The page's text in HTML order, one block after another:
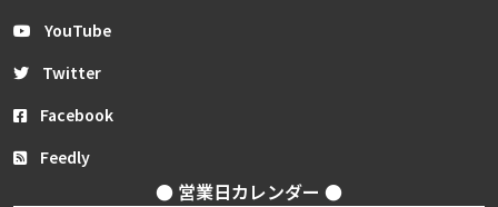
YouTube
Twitter
Facebook
Feedly
● 営業日カレンダー ●